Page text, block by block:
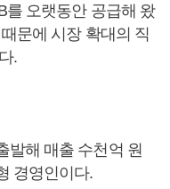
를 오랫동안 공급해 왔
문에 시장 확대의 직
.
발해 매출 수천억 원
경영인이다.